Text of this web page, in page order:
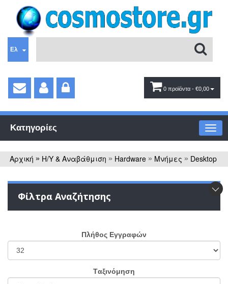
Ελ
0 προϊόντα - €0,00
Κατηγορίες
Αρχική » Η/Υ & Αναβάθμιση » Hardware » Μνήμες » Desktop
Φίλτρα Αναζήτησης
Πλήθος Εγγραφών
Tαξινόμηση